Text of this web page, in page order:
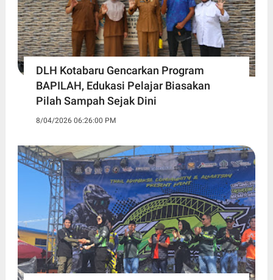
DLH Kotabaru Gencarkan Program
BAPILAH, Edukasi Pelajar Biasakan
Pilah Sampah Sejak Dini
8/04/2026 06:26:00 PM